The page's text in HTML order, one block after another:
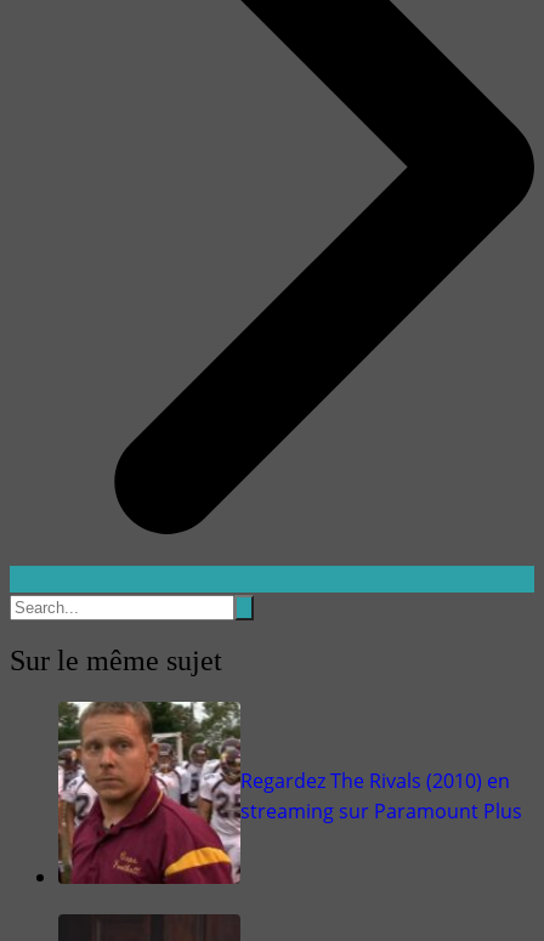
Sur le même sujet
Regardez The Rivals (2010) en
streaming sur Paramount Plus